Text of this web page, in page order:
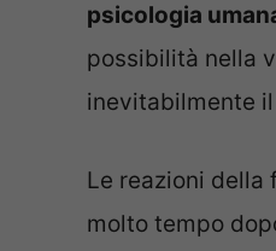
psicologia
possibilità nella
inevitabilmente
Le reazioni della
molto tempo